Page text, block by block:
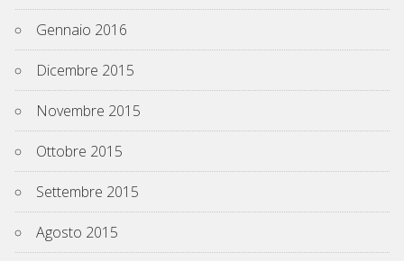
Gennaio 2016
Dicembre 2015
Novembre 2015
Ottobre 2015
Settembre 2015
Agosto 2015